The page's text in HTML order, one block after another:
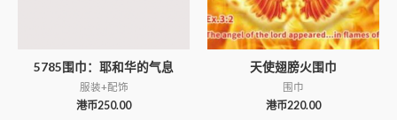
5785围巾：耶和华的气息
服装+配饰
港币250.00
天使翅膀火围巾
围巾
港币220.00